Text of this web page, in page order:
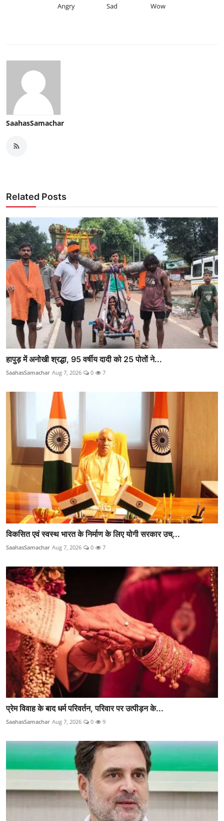
Angry Sad Wow
SaahasSamachar
Related Posts
हापुड़ में अनोखी श्रद्धा, 95 वर्षीय दादी को 25 पोतों ने...
SaahasSamachar Aug 7, 2026 0 7
विकसित एवं स्वस्थ भारत के निर्माण के लिए योगी सरकार उच्...
SaahasSamachar Aug 7, 2026 0 7
प्रेम विवाह के बाद धर्म परिवर्तन, परिवार पर उत्पीड़न के...
SaahasSamachar Aug 7, 2026 0 9